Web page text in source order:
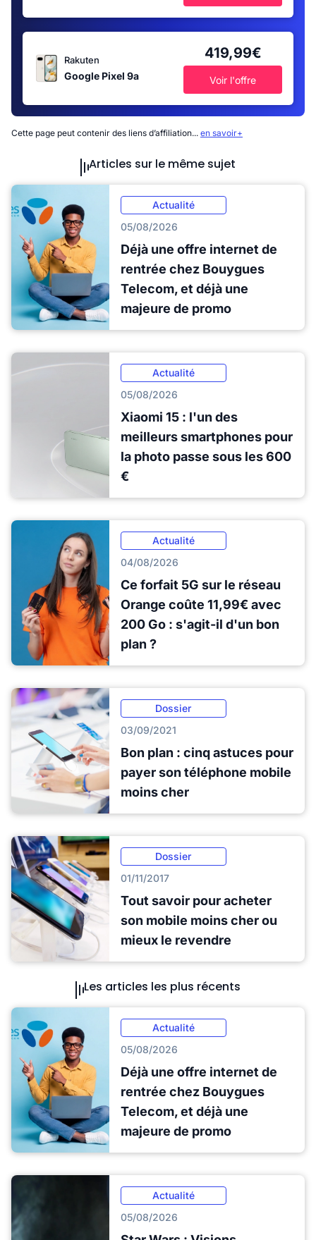
Rakuten
Google Pixel 9a
419,99€
Voir l'offre
Cette page peut contenir des liens d’affiliation... en savoir+
Articles sur le même sujet
Actualité
05/08/2026
Déjà une offre internet de
rentrée chez Bouygues
Telecom, et déjà une
majeure de promo
Actualité
05/08/2026
Xiaomi 15 : l'un des
meilleurs smartphones pour
la photo passe sous les 600
€
Actualité
04/08/2026
Ce forfait 5G sur le réseau
Orange coûte 11,99€ avec
200 Go : s'agit-il d'un bon
plan ?
Dossier
03/09/2021
Bon plan : cinq astuces pour
payer son téléphone mobile
moins cher
Dossier
01/11/2017
Tout savoir pour acheter
son mobile moins cher ou
mieux le revendre
Les articles les plus récents
Actualité
05/08/2026
Déjà une offre internet de
rentrée chez Bouygues
Telecom, et déjà une
majeure de promo
Actualité
05/08/2026